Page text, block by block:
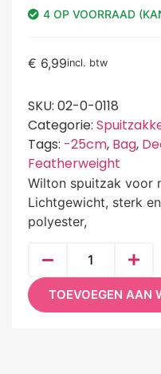
4 OP VOORRAAD
€ 6,99incl. btw
SKU: 02-0-0118
Categorie:
Tags: -25cm, Bag,
Featherweight
Wilton spuitzak voor
Lichtgewicht, sterk
polyester,
TOEVOEGEN AAN